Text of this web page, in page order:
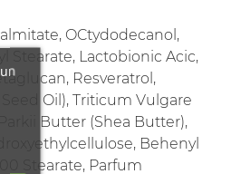
OCtydodecanol,
Stearate, Lactobionic Acic,
Resveratrol,
Oil), Triticum Vulgare
Butter (Shea Butter),
Behenyl
Stearate, Parfum